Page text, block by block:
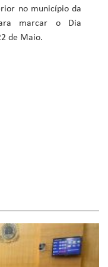
no município da
marcar o Dia
de Maio.